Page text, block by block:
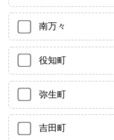
南万々
役知町
弥生町
吉田町